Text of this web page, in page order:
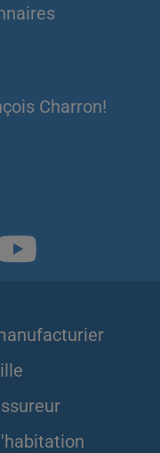
Charron!